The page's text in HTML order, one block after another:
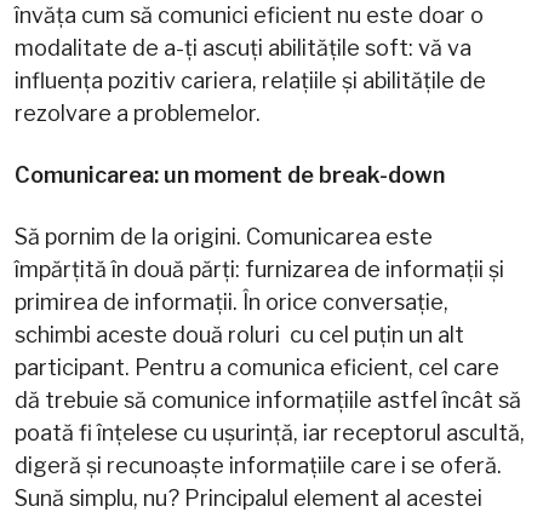
învăța cum să comunici eficient nu este doar o
modalitate de a-ți ascuți abilitățile soft: vă va
influența pozitiv cariera, relațiile și abilitățile de
rezolvare a problemelor.
Comunicarea: un moment de break-down
Să pornim de la origini. Comunicarea este
împărțită în două părți: furnizarea de informații și
primirea de informații. În orice conversație,
schimbi aceste două roluri cu cel puțin un alt
participant. Pentru a comunica eficient, cel care
dă trebuie să comunice informațiile astfel încât să
poată fi înțelese cu ușurință, iar receptorul ascultă,
digeră și recunoaște informațiile care i se oferă.
Sună simplu, nu? Principalul element al acestei